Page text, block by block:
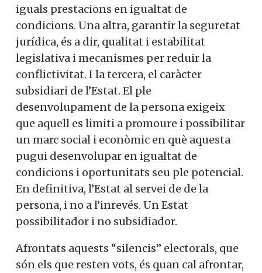
iguals prestacions en igualtat de
condicions. Una altra, garantir la seguretat
jurídica, és a dir, qualitat i estabilitat
legislativa i mecanismes per reduir la
conflictivitat. I la tercera, el caràcter
subsidiari de l’Estat. El ple
desenvolupament de la persona exigeix ​​
que aquell es limiti a promoure i possibilitar
un marc social i econòmic en què aquesta
pugui desenvolupar en igualtat de
condicions i oportunitats seu ple potencial.
En definitiva, l’Estat al servei de de la
persona, i no a l’inrevés. Un Estat
possibilitador i no subsidiador.
Afrontats aquests “silencis” electorals, que
són els que resten vots, és quan cal afrontar,